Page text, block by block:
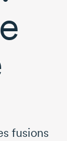
fusions